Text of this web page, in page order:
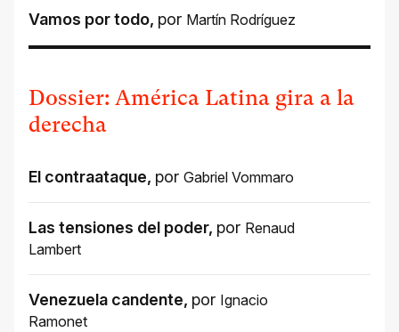
Vamos por todo, por Martín Rodríguez
Dossier: América Latina gira a la
derecha
El contraataque, por Gabriel Vommaro
Las tensiones del poder, por Renaud
Lambert
Venezuela candente, por Ignacio
Ramonet